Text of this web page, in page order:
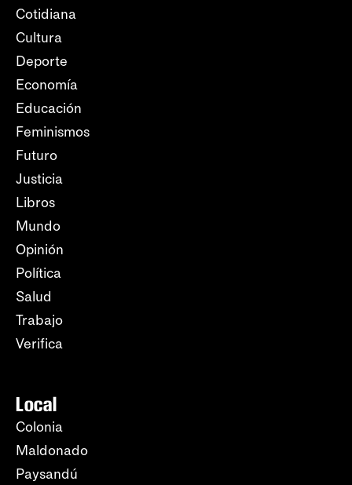
Cotidiana
Cultura
Deporte
Economía
Educación
Feminismos
Futuro
Justicia
Libros
Mundo
Opinión
Política
Salud
Trabajo
Verifica
Local
Colonia
Maldonado
Paysandú